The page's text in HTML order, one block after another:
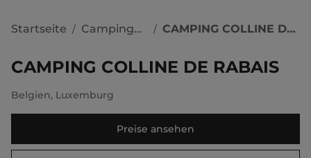
Startseite / Campingplätze / CAMPING COLLINE DE RABAIS
CAMPING COLLINE DE RABAIS
Belgien, Luxemburg
Preise ansehen